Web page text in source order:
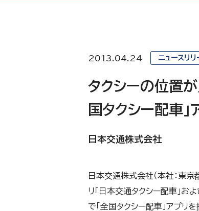
2013.04.24 ニュースリリ
タクシーの位置が
国タクシー配車
日本交通株式会社
日本交通株式会社（本社：東
リ「日本交通タクシー配車」
で「全国タクシー配車」アプリ